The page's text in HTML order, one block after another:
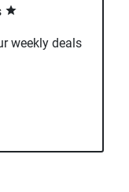
weekly deals